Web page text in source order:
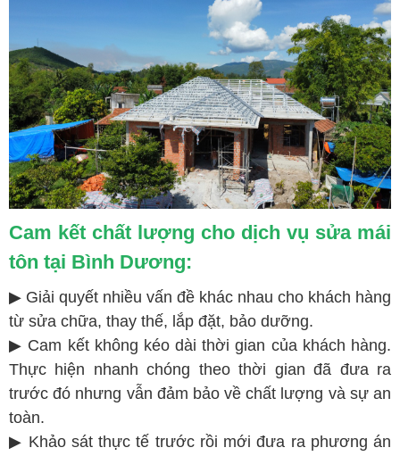
Cam kết chất lượng cho dịch vụ sửa mái
tôn tại Bình Dương:
▶ Giải quyết nhiều vấn đề khác nhau cho khách hàng
từ sửa chữa, thay thế, lắp đặt, bảo dưỡng.
▶ Cam kết không kéo dài thời gian của khách hàng.
Thực hiện nhanh chóng theo thời gian đã đưa ra
trước đó nhưng vẫn đảm bảo về chất lượng và sự an
toàn.
▶ Khảo sát thực tế trước rồi mới đưa ra phương án